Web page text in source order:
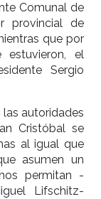
Comunal de
provincial de
que por
el
Sergio
las autoridades
Cristóbal se
al igual que
asumen un
permitan -
Lifschitz-